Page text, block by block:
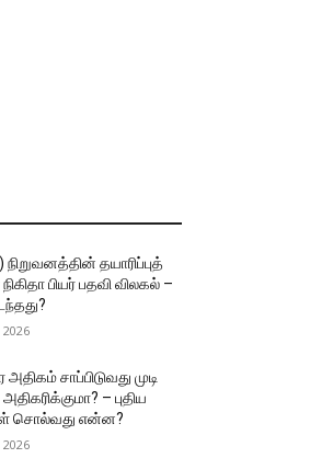
தயாரிப்புத்
பியர் பதவி விலகல் –
சாப்பிடுவது முடி
– புதிய
சொல்வது என்ன?